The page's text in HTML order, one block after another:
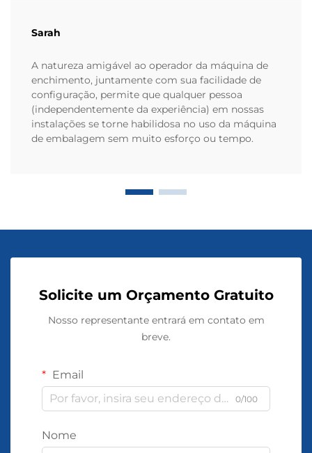
Sarah
A natureza amigável ao operador da máquina de
enchimento, juntamente com sua facilidade de
configuração, permite que qualquer pessoa
(independentemente da experiência) em nossas
instalações se torne habilidosa no uso da máquina
de embalagem sem muito esforço ou tempo.
Solicite um Orçamento Gratuito
Nosso representante entrará em contato em
breve.
Email
0/100
Nome